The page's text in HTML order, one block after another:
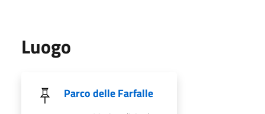
Luogo
Parco delle Farfalle